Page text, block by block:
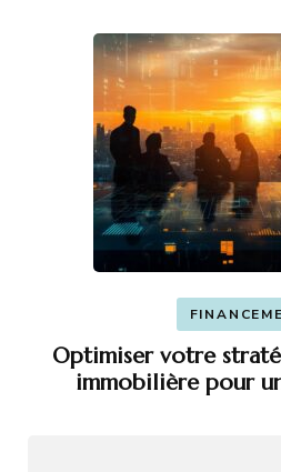
Optimiser votre
immobilière pour